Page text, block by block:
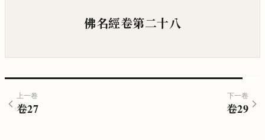
佛名經卷第二十八
上一卷
卷27
下一卷
卷29